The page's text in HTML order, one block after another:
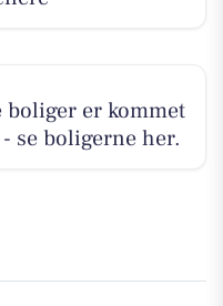
er kommet
se boligerne her.